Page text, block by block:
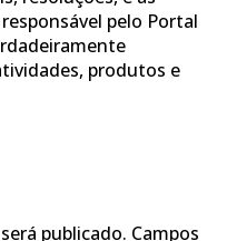
pelo Portal
produtos e
publicado. Campos